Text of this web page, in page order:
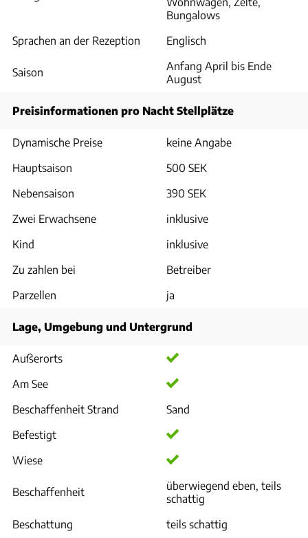
Bungalows
Sprachen an der Rezeption
Englisch
Saison
Anfang April bis Ende
August
Preisinformationen pro Nacht Stellplätze
Dynamische Preise
keine Angabe
Hauptsaison
500 SEK
Nebensaison
390 SEK
Zwei Erwachsene
inklusive
Kind
inklusive
Zu zahlen bei
Betreiber
Parzellen
ja
Lage, Umgebung und Untergrund
Außerorts
Am See
Beschaffenheit Strand
Sand
Befestigt
Wiese
Beschaffenheit
überwiegend eben, teils
schattig
Beschattung
teils schattig